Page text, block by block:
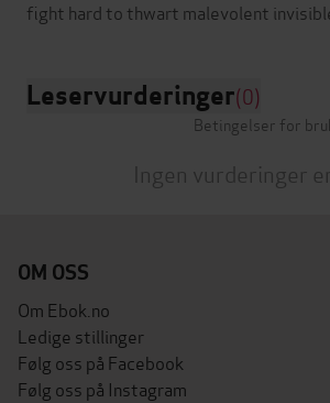
Leservurderinger(0)
Betingelser for
Ingen vurderinger
OM OSS
Om Ebok.no
Ledige stillinger
Følg oss på Facebook
Følg oss på Instagram